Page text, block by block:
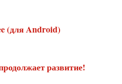
(для Android)
развитие!